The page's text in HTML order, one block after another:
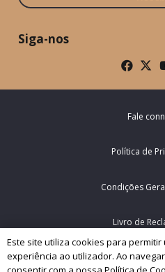
Siga-nos
© Rede Mundial da Oração
Fale
Política de
Condições
Livro de
Este site utiliza cookies para permitir
experiência ao utilizador. Ao